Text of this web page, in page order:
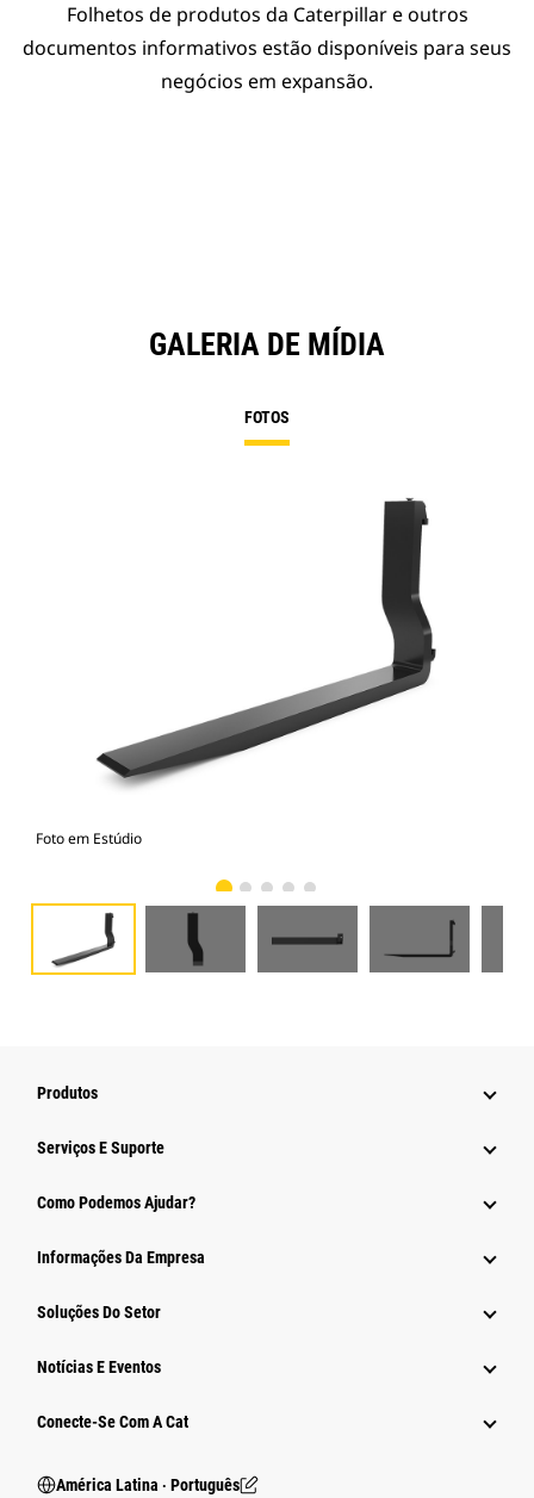
Folhetos de produtos da Caterpillar e outros
documentos informativos estão disponíveis para seus
negócios em expansão.
GALERIA DE MÍDIA
FOTOS
Foto em Estúdio
Produtos
Serviços E Suporte
Como Podemos Ajudar?
Informações Da Empresa
Soluções Do Setor
Notícias E Eventos
Conecte-Se Com A Cat
América Latina ‧ Português